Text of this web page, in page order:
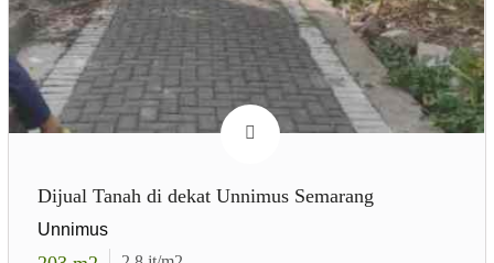
Dijual Tanah di dekat Unnimus Semarang
Unnimus